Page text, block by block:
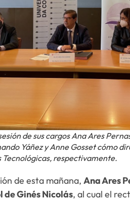
de sus cargos Ana Ares
Yáñez y Anne Gosset cómo
respectivamente.
de esta mañana,Ana Ares
Ginés Nicolás, al cual el